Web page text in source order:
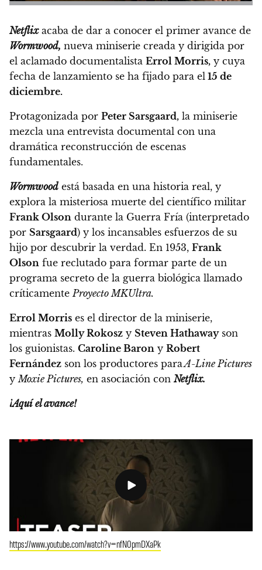
Netflixacaba de dar a conocer el primer avance de
Wormwood, nueva miniserie creada y dirigida por
el aclamado documentalista Errol Morris, y cuya
fecha de lanzamiento se ha fijado para el 15 de
diciembre.
Protagonizada por Peter Sarsgaard, la miniserie
mezcla una entrevista documental con una
dramática reconstrucción de escenas
fundamentales.
Wormwood está basada en una historia real, y
explora la misteriosa muerte del científico militar
Frank Olson durante la Guerra Fría (interpretado
por Sarsgaard) y los incansables esfuerzos de su
hijo por descubrir la verdad. En 1953, Frank
Olson fue reclutado para formar parte de un
programa secreto de la guerra biológica llamado
críticamente Proyecto MKUltra.
Errol Morris es el director de la miniserie,
mientras Molly Rokosz y Steven Hathawayson
los guionistas. Caroline Baron y Robert
Fernández son los productores paraA-Line Pictures
y Moxie Pictures, en asociación con Netflix.
¡Aquí el avance!
https://www.youtube.com/watch?v=nfN0pmDXaPk